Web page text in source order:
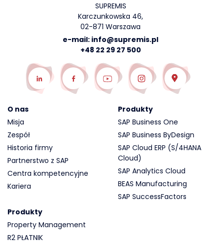
SUPREMIS
Karczunkowska 46,
02-871 Warszawa
e-mail: info@supremis.pl
+48 22 29 27 500
O nas
Misja
Zespół
Historia firmy
Partnerstwo z SAP
Centra kompetencyjne
Kariera
Produkty
SAP Business One
SAP Business ByDesign
SAP Cloud ERP (S/4HANA
Cloud)
SAP Analytics Cloud
BEAS Manufacturing
SAP SuccessFactors
Produkty
Property Management
R2 PŁATNIK